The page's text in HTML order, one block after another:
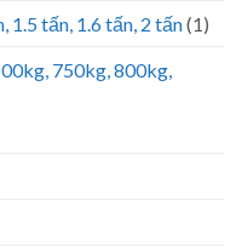
1.5 tấn, 1.6 tấn, 2 tấn(1)
750kg, 800kg,